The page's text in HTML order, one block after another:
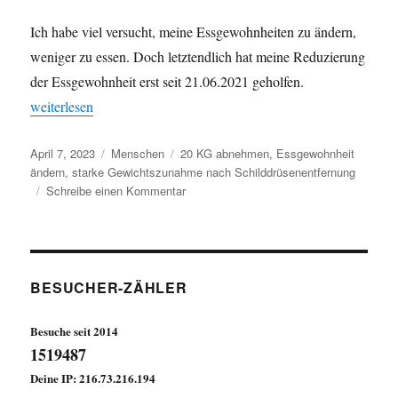
Ich habe viel versucht, meine Essgewohnheiten zu ändern,
weniger zu essen. Doch letztendlich hat meine Reduzierung
der Essgewohnheit erst seit 21.06.2021 geholfen.
„Wie ich 20 KG abgenommen habe !“
weiterlesen
Veröffentlicht
am
April 7, 2023 Kategorien
Menschen Schlagwörter
20 KG abnehmen, Essgewohnheit
ändern,starke Gewichtszunahme nach Schilddrüsenentfernung
Schreibe einen Kommentarzu
abgenommen
BESUCHER-ZÄHLER
Besuche seit 2014
1519487
Deine IP: 216.73.216.194